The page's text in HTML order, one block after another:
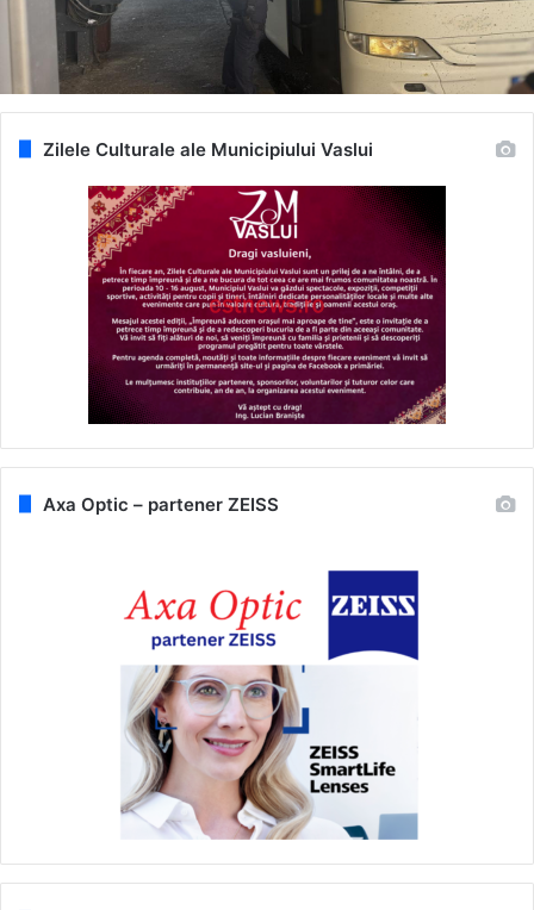
Zilele Culturale ale Municipiului Vaslui
Axa Optic – partener ZEISS